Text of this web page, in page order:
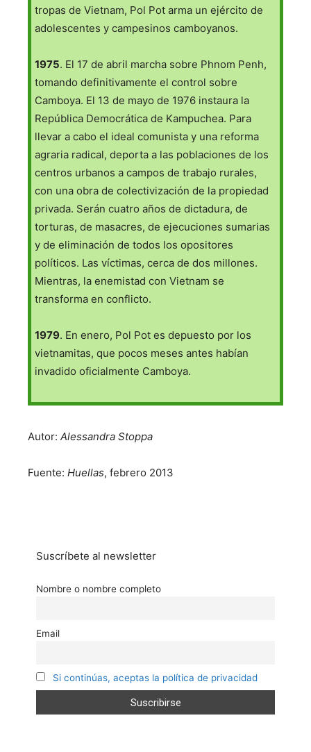
tropas de Vietnam, Pol Pot arma un ejército de
adolescentes y campesinos camboyanos.
1975. El 17 de abril marcha sobre Phnom Penh,
tomando definitivamente el control sobre
Camboya. El 13 de mayo de 1976 instaura la
República Democrática de Kampuchea. Para
llevar a cabo el ideal comunista y una reforma
agraria radical, deporta a las poblaciones de los
centros urbanos a campos de trabajo rurales,
con una obra de colectivización de la propiedad
privada. Serán cuatro años de dictadura, de
torturas, de masacres, de ejecuciones sumarias
y de eliminación de todos los opositores
políticos. Las víctimas, cerca de dos millones.
Mientras, la enemistad con Vietnam se
transforma en conflicto.
1979. En enero, Pol Pot es depuesto por los
vietnamitas, que pocos meses antes habían
invadido oficialmente Camboya.
Autor: Alessandra Stoppa
Fuente: Huellas, febrero 2013
Suscríbete al newsletter
Nombre o nombre completo
Email
Si continúas, aceptas la política de privacidad